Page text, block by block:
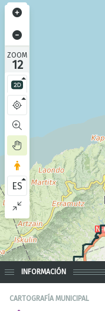
ZOOM
12
ES
INFORMACIÓN
CARTOGRAFÍA MUNICIPAL